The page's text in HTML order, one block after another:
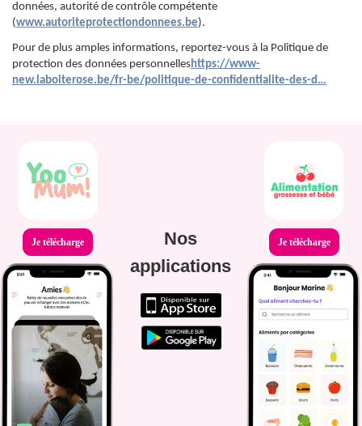
données, autorité de contrôle compétente
(www.autoriteprotectiondonnees.be).
Pour de plus amples informations, reportez-vous à la Politique de
protection des données personnelleshttps://www-
new.laboiterose.be/fr-be/politique-de-confidentialite-des-d…
Je télécharge
Nos
applications
Je télécharge